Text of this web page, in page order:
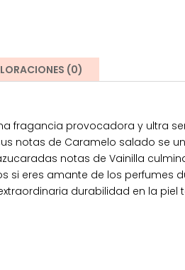
(0)
fragancia provocadora y ultra
notas de Caramelo salado se
notas de Vainilla
si eres amante de los perfumes
durabilidad en la